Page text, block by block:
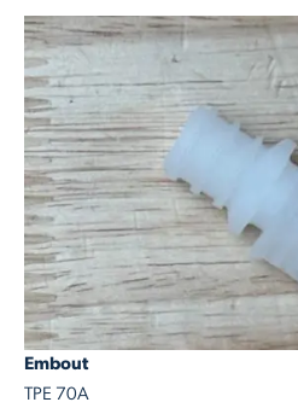
Embout
TPE 70A